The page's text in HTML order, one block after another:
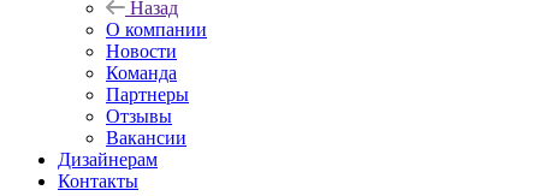
Назад
О компании
Новости
Команда
Партнеры
Отзывы
Вакансии
Дизайнерам
Контакты